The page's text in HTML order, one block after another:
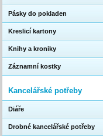
Pásky do pokladen
Kreslicí kartony
Knihy a kroniky
Záznamní kostky
Kancelářské potřeby
Diáře
Drobné kancelářské potřeby